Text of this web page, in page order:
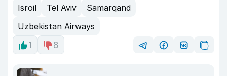
Isroil Tel Aviv
Samarqand
Uzbekistan Airways
1
8